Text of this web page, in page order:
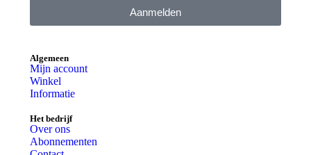
Aanmelden
Algemeen
Mijn account
Winkel
Informatie
Het bedrijf
Over ons
Abonnementen